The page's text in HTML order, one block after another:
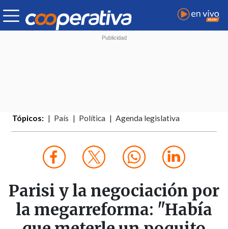
Tópicos: País Política Agenda legislativa
Parisi y la negociación por
la megarreforma: "Había